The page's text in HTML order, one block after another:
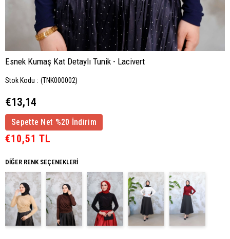
Esnek Kumaş Kat Detaylı Tunik - Lacivert
Stok Kodu (TNK000002)
€13,14
Sepette Net %20 İndirim
€10,51 TL
DIĞER RENK SEÇENEKLERI